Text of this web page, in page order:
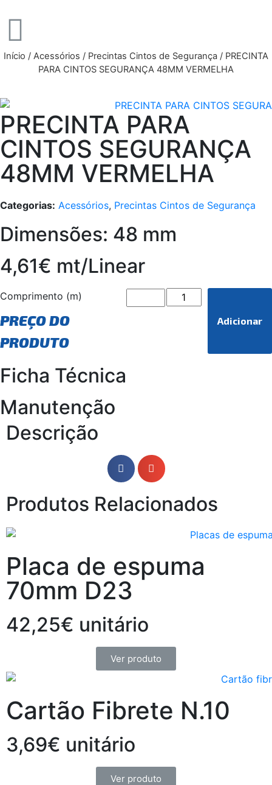
Início / Acessórios / Precintas Cintos de Segurança / PRECINTA
PARA CINTOS SEGURANÇA 48MM VERMELHA
PRECINTA PARA
CINTOS SEGURANÇA
48MM VERMELHA
Categorias: Acessórios, Precintas Cintos de Segurança
Dimensões: 48 mm
4,61€ mt/Linear
Comprimento (m)
PREÇO DO
PRODUTO
Adicionar
Ficha Técnica
Manutenção
Descrição
Produtos Relacionados
Placa de espuma
70mm D23
42,25€ unitário
Ver produto
Cartão Fibrete N.10
3,69€ unitário
Ver produto